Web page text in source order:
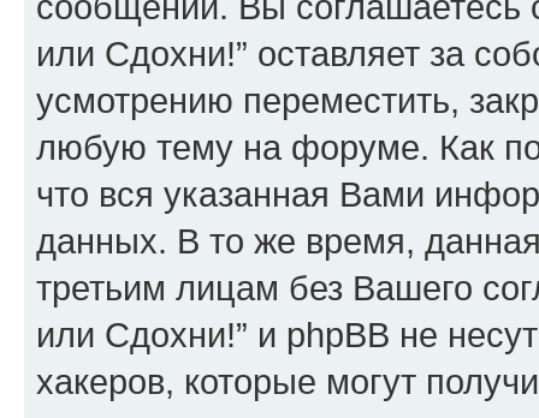
или Сдохни!” оставляет за
усмотрению переместить,
любую тему на форуме. Как
что вся указанная Вами
данных. В то же время,
третьим лицам без Вашего
или Сдохни!” и phpBB не
хакеров, которые могут